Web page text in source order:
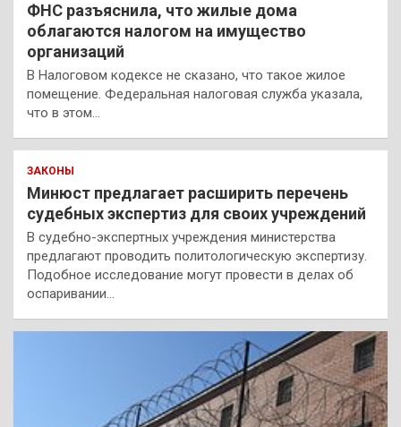
ФНС разъяснила, что жилые дома
облагаются налогом на имущество
организаций
В Налоговом кодексе не сказано, что такое жилое
помещение. Федеральная налоговая служба указала,
что в этом…
ЗАКОНЫ
Минюст предлагает расширить перечень
судебных экспертиз для своих учреждений
В судебно-экспертных учреждения министерства
предлагают проводить политологическую экспертизу.
Подобное исследование могут провести в делах об
оспаривании…